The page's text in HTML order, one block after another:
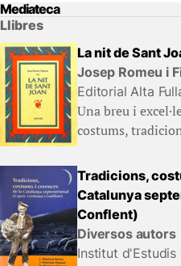
Mediateca
Llibres
La nit de Sant
Josep Romeu i
Editorial Alta
Una breu i
costums,
Tradicions,
Catalunya
Conflent)
Diversos autors
Institut d'Estudis